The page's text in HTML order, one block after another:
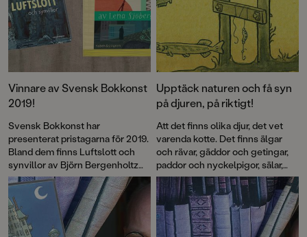
Vinnare av Svensk Bokkonst
2019!
Svensk Bokkonst har
presenterat pristagarna för 2019.
Bland dem finns Luftslott och
synvillor av Björn Bergenholtz
och Min syster är ett spöke av
Lena Sjöberg.
Upptäck naturen och få syn
på djuren, på riktigt!
Att det finns olika djur, det vet
varenda kotte. Det finns älgar
och rävar, gäddor och getingar,
paddor och nyckelpigor, sälar,
maskar, kråkor, fjärilar och många
fler. Men hur får man se dem i
verkligheten? Det vet Björn
Bergenholtz som i en ny bok
delar med sig av sina bästa tips.